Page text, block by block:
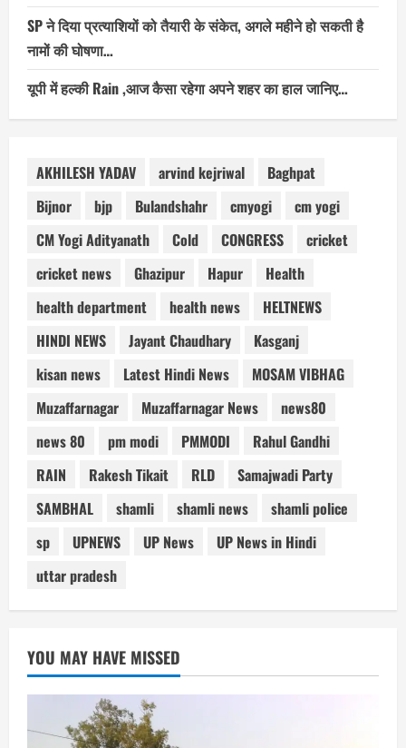
SP ने दिया प्रत्याशियों को तैयारी के संकेत, अगले महीने हो सकती है
नामों की घोषणा…
यूपी में हल्की Rain ,आज कैसा रहेगा अपने शहर का हाल जानिए…
AKHILESH YADAV arvind kejriwal
Baghpat
Bijnor
bjp Bulandshahr cmyogi
cm yogi
CM Yogi Adityanath
Cold CONGRESS
cricket
cricket news
Ghazipur Hapur
Health
health department
health news
HELTNEWS
HINDI NEWS
Jayant Chaudhary
Kasganj
kisan news
Latest Hindi News
MOSAM VIBHAG
Muzaffarnagar
Muzaffarnagar News
news80
news 80
pm modi PMMODI
Rahul Gandhi
RAIN
Rakesh Tikait RLD
Samajwadi Party
SAMBHAL
shamli shamli news
shamli police
sp
UPNEWS UP News
UP News in Hindi
uttar pradesh
YOU MAY HAVE MISSED